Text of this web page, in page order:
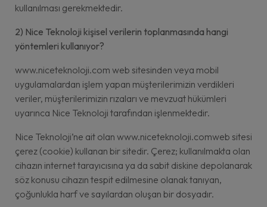
kullanılması gerekmektedir.
2) Nice Teknoloji kişisel verilerin toplanmasında hangi
yöntemleri kullanıyor?
www.niceteknoloji.com web sitesinden veya mobil
uygulamalardan işlem yapan müşterilerimizin verdikleri
veriler, müşterilerimizin rızaları ve mevzuat hükümleri
uyarınca Nice Teknoloji tarafından işlenmektedir.
Nice Teknoloji’ne ait olan www.niceteknoloji.comweb sitesi
çerez (cookie) kullanan bir sitedir. Çerez; kullanılmakta olan
cihazın internet tarayıcısına ya da sabit diskine depolanarak
söz konusu cihazın tespit edilmesine olanak tanıyan,
çoğunlukla harf ve sayılardan oluşan bir dosyadır.